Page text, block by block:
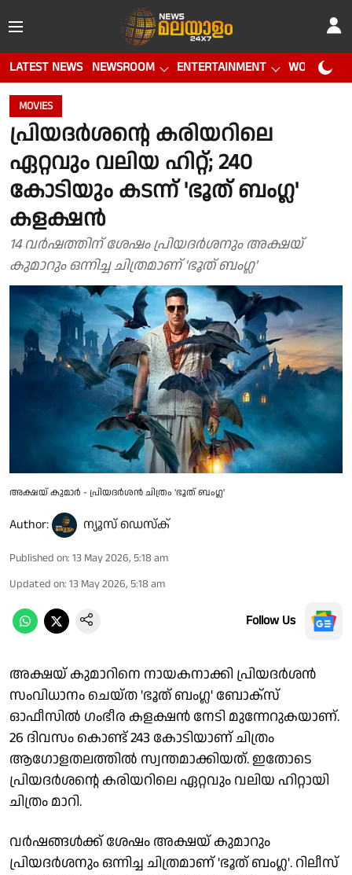
LATEST NEWS NEWSROOM ENTERTAINMENT WORLD CUP
MOVIES
പ്രിയദർശന്റെ കരിയറിലെ
ഏറ്റവും വലിയ ഹിറ്റ്; 240
കോടിയും കടന്ന് 'ഭൂത് ബംഗ്ല'
കളക്ഷൻ
14 വർഷത്തിന് ശേഷം പ്രിയദർശനും അക്ഷയ്
കുമാറും ഒന്നിച്ച ചിത്രമാണ് 'ഭൂത് ബംഗ്ല'
അക്ഷയ് കുമാർ - പ്രിയദർശൻ ചിത്രം 'ഭൂത് ബംഗ്ല'
Author: ന്യൂസ് ഡെസ്ക്
Published on: 13 May 2026, 5:18 am
Updated on: 13 May 2026, 5:18 am
Follow Us
അക്ഷയ് കുമാറിനെ നായകനാക്കി പ്രിയദർശൻ
സംവിധാനം ചെയ്ത 'ഭൂത് ബംഗ്ല' ബോക്സ്
ഓഫീസിൽ ഗംഭീര കളക്ഷൻ നേടി മുന്നേറുകയാണ്.
26 ദിവസം കൊണ്ട് 243 കോടിയാണ് ചിത്രം
ആഗോളതലത്തിൽ സ്വന്തമാക്കിയത്. ഇതോടെ
പ്രിയദർശന്റെ കരിയറിലെ ഏറ്റവും വലിയ ഹിറ്റായി
ചിത്രം മാറി.
വർഷങ്ങൾക്ക് ശേഷം അക്ഷയ് കുമാറും
പ്രിയദർശനും ഒന്നിച്ച ചിത്രമാണ് 'ഭൂത് ബംഗ്ല'. റിലീസ്